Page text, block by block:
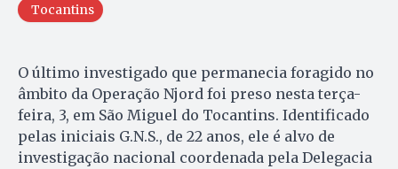
Tocantins
O último investigado que permanecia foragido no
âmbito da Operação Njord foi preso nesta terça-
feira, 3, em São Miguel do Tocantins. Identificado
pelas iniciais G.N.S., de 22 anos, ele é alvo de
investigação nacional coordenada pela Delegacia